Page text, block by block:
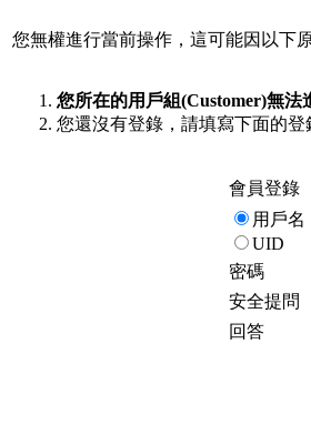
您無權進行當前操作，這可能因以下
您所在的用戶組(Customer)無法
您還沒有登錄，請填寫下面的登
會員登錄
用戶名
UID
密碼
安全提問
回答